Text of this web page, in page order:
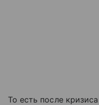
То есть после